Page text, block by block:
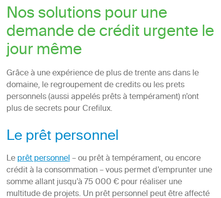
Nos solutions pour une
demande de crédit urgente le
jour même
Grâce à une expérience de plus de trente ans dans le
domaine, le regroupement de credits ou les prets
personnels (aussi appelés prêts à tempérament) n’ont
plus de secrets pour Crefilux.
Le prêt personnel
Leprêt personnel– ou prêt à tempérament, ou encore
crédit à la consommation – vous permet d’emprunter une
somme allant jusqu’à 75 000 € pour réaliser une
multitude de projets. Un prêt personnel peut être affecté